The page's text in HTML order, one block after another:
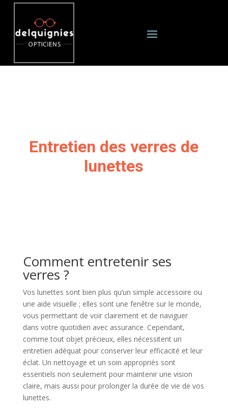
Entretien des verres de
lunettes
Comment entretenir ses
verres ?
Vos lunettes sont bien plus qu’un simple accessoire ou
une aide visuelle ; elles sont une fenêtre sur le monde,
vous permettant de voir clairement et de naviguer
dans votre quotidien avec assurance. Cependant,
comme tout objet précieux, elles nécessitent un
entretien adéquat pour conserver leur efficacité et leur
éclat. Un nettoyage et un soin appropriés sont
essentiels non seulement pour maintenir une vision
claire, mais aussi pour prolonger la durée de vie de vos
lunettes.